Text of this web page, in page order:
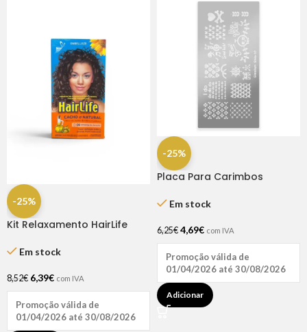
-25%
Kit Relaxamento HairLife
Em stock
8,52€ 6,39€ com IVA
Promoção válida de
01/04/2026 até 30/08/2026
-25%
Placa Para Carimbos
Em stock
6,25€ 4,69€ com IVA
Promoção válida de
01/04/2026 até 30/08/2026
Adicionar